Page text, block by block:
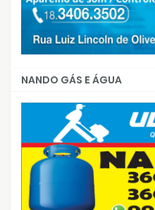
NANDO GÁS E ÁGUA